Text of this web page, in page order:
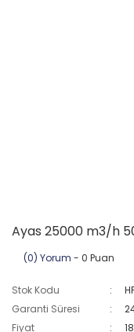
Ayas 25000 m3/h
(0) Yorum - 0 Puan
Stok Kodu
Garanti Süresi
Fiyat